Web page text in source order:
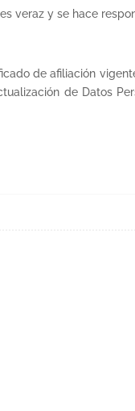
veraz y se hace
de afiliación
de Datos